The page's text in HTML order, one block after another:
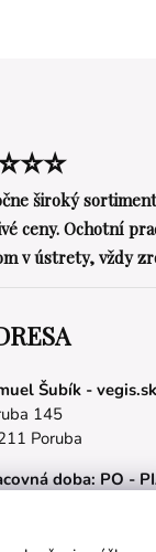
široký
ceny. Ochotní
v ústrety, vždy
Šubík - vegis.sk
145
Poruba
doba: PO -